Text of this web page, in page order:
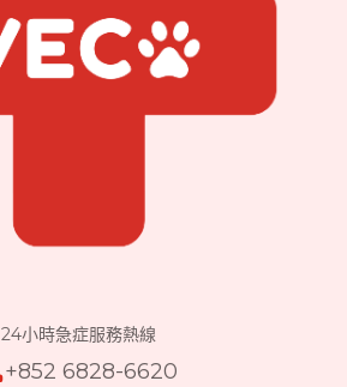
24小時急症服務熱線
+852 6828-6620